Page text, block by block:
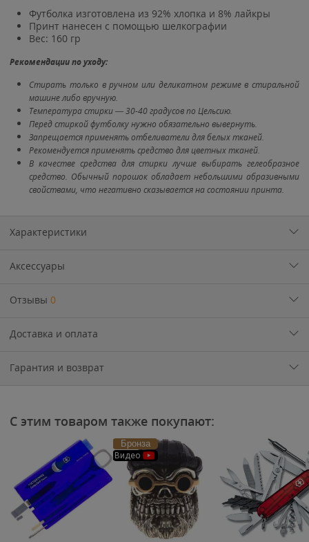
Футболка изготовлена из 92% хлопка и 8% лайкры
Принт нанесен с помощью шелкографии
Вес: 160 гр
Рекомендации по уходу:
Стирать только в ручном или деликатном режиме в стиральной
машине либо вручную.
Температура стирки — 30-40 градусов по Цельсию.
Перед стиркой футболку нужно обязательно вывернуть.
Запрещается применять отбеливатели для белых тканей.
Рекомендуется применять средство для цветных тканей.
В качестве средства для стирки лучше выбирать гелеобразное
средство. Обычный порошок обладает небольшими абразивными
свойствами, что негативно сказывается на состоянии принта.
Характеристики
Аксессуары
Отзывы 0
Доставка и оплата
Гарантия и возврат
С этим товаром также покупают:
Бронза
Видео